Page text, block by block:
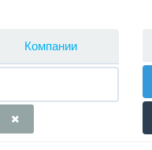
Компании